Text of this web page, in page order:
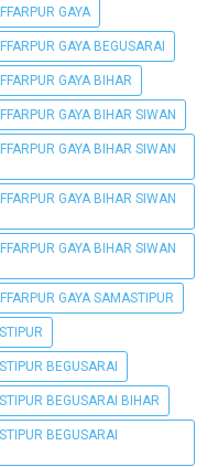
GAYA
GAYA BEGUSARAI
GAYA BIHAR
GAYA BIHAR SIWAN
GAYA BIHAR SIWAN
GAYA BIHAR SIWAN
GAYA BIHAR SIWAN
GAYA SAMASTIPUR
BEGUSARAI
BEGUSARAI BIHAR
BEGUSARAI